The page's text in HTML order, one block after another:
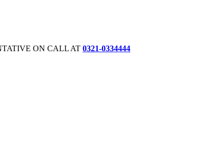
ON CALL AT 0321-0334444